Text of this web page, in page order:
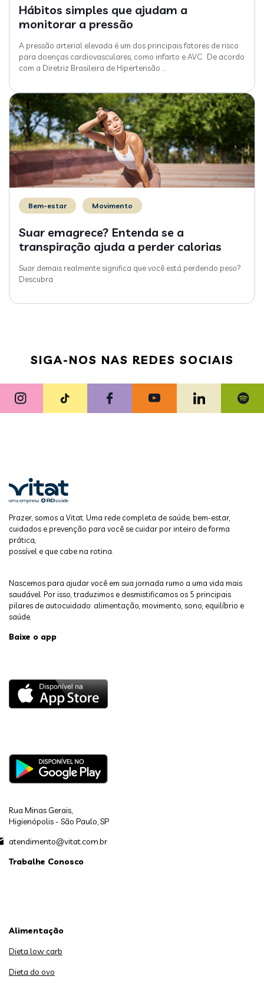
Hábitos simples que ajudam a
monitorar a pressão
A pressão arterial elevada é um dos principais fatores de risco
para doenças cardiovasculares, como infarto e AVC. De acordo
com a Diretriz Brasileira de Hipertensão
Bem-estar Movimento
Suar emagrece? Entenda se a
transpiração ajuda a perder calorias
Suar demais realmente significa que você está perdendo peso?
Descubra
SIGA-NOS NAS REDES SOCIAIS
Prazer, somos a Vitat. Uma rede completa de saúde, bem-estar,
cuidados e prevenção para você se cuidar por inteiro de forma
prática,
possível e que cabe na rotina.
Nascemos para ajudar você em sua jornada rumo a uma vida mais
saudável. Por isso, traduzimos e desmistificamos os 5 principais
pilares de autocuidado: alimentação, movimento, sono, equilíbrio e
saúde.
Baixe o app
Rua Minas Gerais,
Higienópolis - São Paulo, SP
atendimento@vitat.com.br
Trabalhe Conosco
Alimentação
Dieta low carb
Dieta do ovo